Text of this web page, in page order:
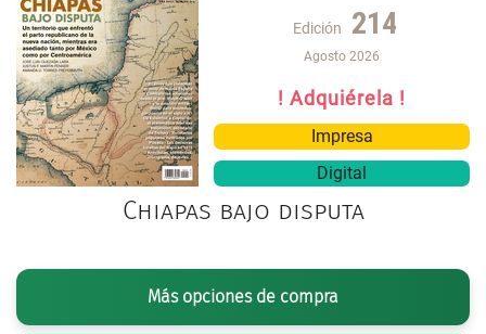
Edición 214
Agosto 2026
! Adquiérela !
Impresa
Digital
Chiapas bajo disputa
Más opciones de compra